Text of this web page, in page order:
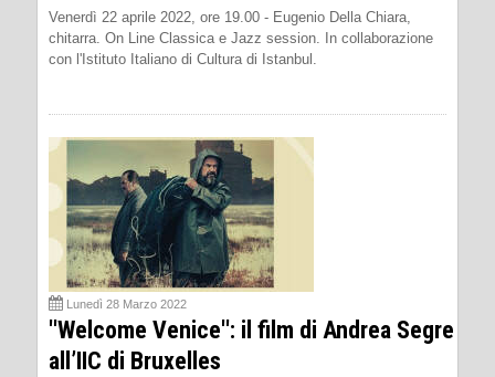
Venerdì 22 aprile 2022, ore 19.00 - Eugenio Della Chiara,
chitarra. On Line Classica e Jazz session. In collaborazione
con l'Istituto Italiano di Cultura di Istanbul.
Lunedì 28 Marzo 2022
''Welcome Venice'': il film di Andrea Segre
all’IIC di Bruxelles